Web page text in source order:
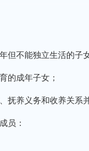
但不能独立生活的子
的成年子女；
抚养义务和收养关系
员：